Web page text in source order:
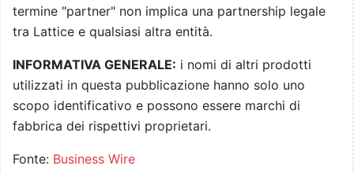
termine "partner" non implica una partnership legale
tra Lattice e qualsiasi altra entità.
INFORMATIVA GENERALE: i nomi di altri prodotti
utilizzati in questa pubblicazione hanno solo uno
scopo identificativo e possono essere marchi di
fabbrica dei rispettivi proprietari.
Fonte: Business Wire